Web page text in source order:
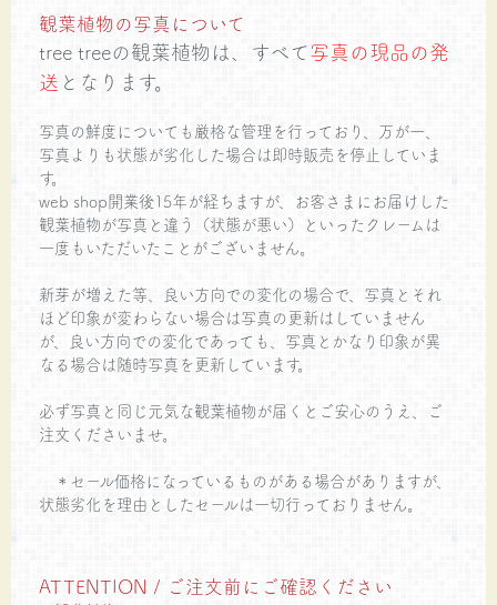
観葉植物の写真について
tree treeの観葉植物は、すべて写真の現品の発
送 となります。
写真の鮮度についても厳格な管理を行っており、万が一、
写真よりも状態が劣化した場合は即時販売を停止していま
す。
web shop開業後15年が経ちますが、お客さまにお届けした
観葉植物が写真と違う（状態が悪い）といったクレームは
一度もいただいたことがございません。
新芽が増えた等、良い方向での変化の場合で、写真とそれ
ほど印象が変わらない場合は写真の更新はしていません
が、良い方向での変化であっても、写真とかなり印象が異
なる場合は随時写真を更新しています。
必ず写真と同じ元気な観葉植物が届くとご安心のうえ、ご
注文くださいませ。
＊セール価格になっているものがある場合がありますが、
状態劣化を理由としたセールは一切行っておりません。
ATTENTION / ご注文前にご確認ください